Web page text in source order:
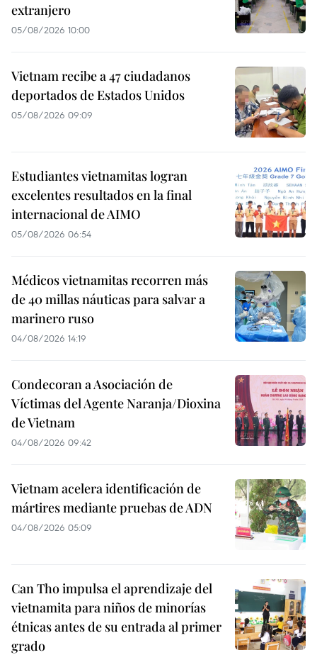
extranjero
05/08/2026 10:00
Vietnam recibe a 47 ciudadanos
deportados de Estados Unidos
05/08/2026 09:09
Estudiantes vietnamitas logran
excelentes resultados en la final
internacional de AIMO
05/08/2026 06:54
Médicos vietnamitas recorren más
de 40 millas náuticas para salvar a
marinero ruso
04/08/2026 14:19
Condecoran a Asociación de
Víctimas del Agente Naranja/Dioxina
de Vietnam
04/08/2026 09:42
Vietnam acelera identificación de
mártires mediante pruebas de ADN
04/08/2026 05:09
Can Tho impulsa el aprendizaje del
vietnamita para niños de minorías
étnicas antes de su entrada al primer
grado